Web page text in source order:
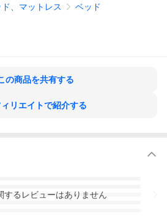
ウン／ホワイト
ード）
細、画像が確認できます。大容量収
ッドフレームはガス圧式で、床板の上
を有効活用できます。 シリンダー部分
、マットレス
ベッド
の商品を共有する
リエイトで紹介する
するレビューはありません